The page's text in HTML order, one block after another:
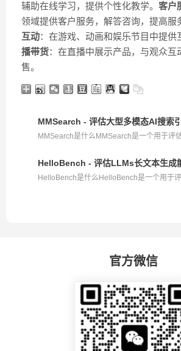
辅助在线学习，提供个性化教学。 客户
领域提供客户服务，解答咨询，提高服
互动：在游戏、动画和娱乐节目中提供
播带货：在直播中展示产品，与观众互
售。
MMSearch - 评估大型多模态AI搜索
MMSearch是什么MMSearch是一个用于评
HelloBench - 评估LLMs长文本生成
HelloBench是什么HelloBench是一个用于
官方微信